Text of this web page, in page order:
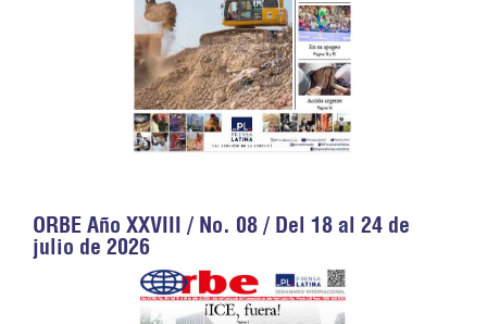
ORBE Año XXVIII / No. 08 / Del 18 al 24 de
julio de 2026